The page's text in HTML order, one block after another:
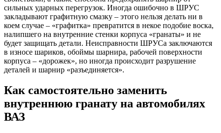
сильных ударных перегрузок. Иногда ошибочно в ШРУС
закладывают графитную смазку – этого нельзя делать ни в
коем случае – «графитка» превратится в некое подобие воска,
налипшего на внутренние стенки корпуса «гранаты» и не
будет защищать детали. Неисправности ШРУСа заключаются
в износе шариков, обоймы шарнира, рабочей поверхности
корпуса – «дорожек», но иногда происходит разрушение
деталей и шарнир «разъединяется».
Как самостоятельно заменить
внутреннюю гранату на автомобилях
ВАЗ